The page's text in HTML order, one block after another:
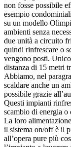
non fosse possibile
esempio
su un modello
ambienti senza
due unità a circuito
quindi rinfrescare o
vengono posti.
distanza di 15 metri
Abbiamo, nel
scaldare anche un
possibile grazie
Questi impianti
scambio di energia o
La loro
il sistema on/off è il
all’opera pure più